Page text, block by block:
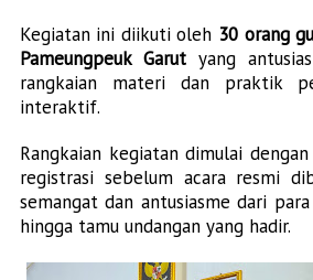
Kegiatan ini diikuti oleh 30 orang
Pameungpeuk Garutyang
rangkaian materi dan praktik
interaktif.
Rangkaian kegiatan dimulai
registrasi sebelum acara resmi
semangat dan antusiasme dari
hingga tamu undangan yang hadir.